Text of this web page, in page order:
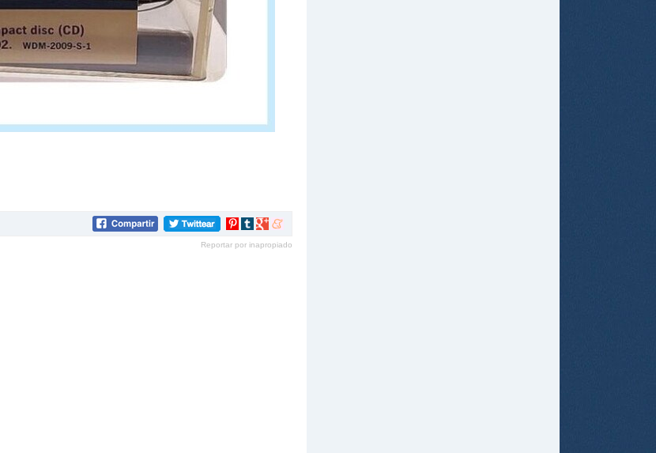
Compartir
Pinterest
Compartir
tumblr
Compartir
Google+
Compartir
meneame
Reportar por inapropiado